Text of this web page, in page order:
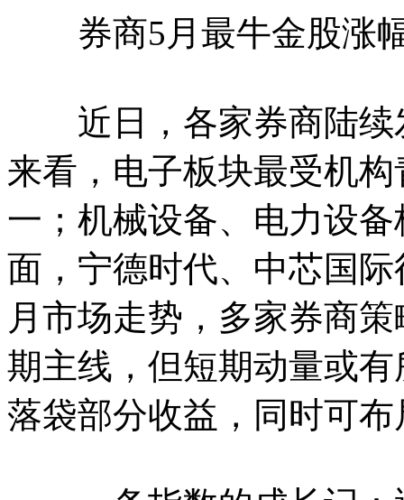
券商5月最牛金股涨幅
近日，各家券商陆续
来看，电子板块最受机
一；机械设备、电力设
面，宁德时代、中芯国
月市场走势，多家券商
期主线，但短期动量或
落袋部分收益，同时可